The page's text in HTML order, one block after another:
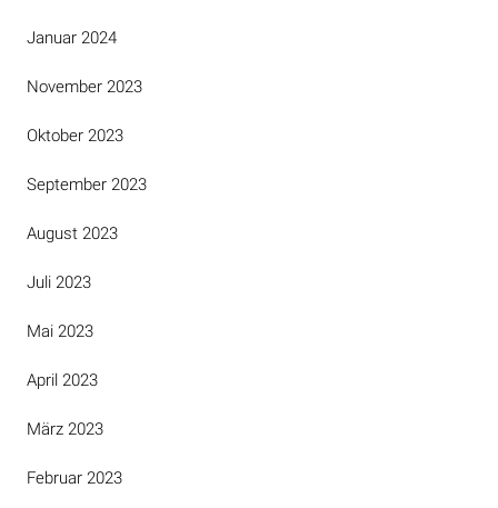
Januar 2024
November 2023
Oktober 2023
September 2023
August 2023
Juli 2023
Mai 2023
April 2023
März 2023
Februar 2023